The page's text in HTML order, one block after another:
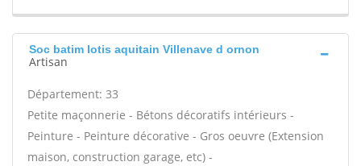
Soc batim lotis aquitain Villenave d ornon
Artisan
Département: 33
Petite maçonnerie - Bétons décoratifs intérieurs -
Peinture - Peinture décorative - Gros oeuvre (Extension
maison, construction garage, etc) -